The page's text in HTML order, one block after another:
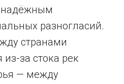
надёжным
разногласий.
странами
из-за стока рек
— между